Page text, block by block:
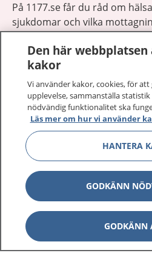
På 1177.se får du råd om
sjukdomar och vilka
Logga in för att läsa din
vårdärenden. Ring
sjukvårdsrådgivning dygnet
1177 ger dig råd när du vill
1177 på flera språk
Om 1177
Kontakt
Den här webbplatsen
kakor
Vi använder kakor, cookies, för
upplevelse, sammanställa
nödvändig funktionalitet ska
Läs mer om hur vi använder
HANTERA
GODKÄNN
GODKÄNN